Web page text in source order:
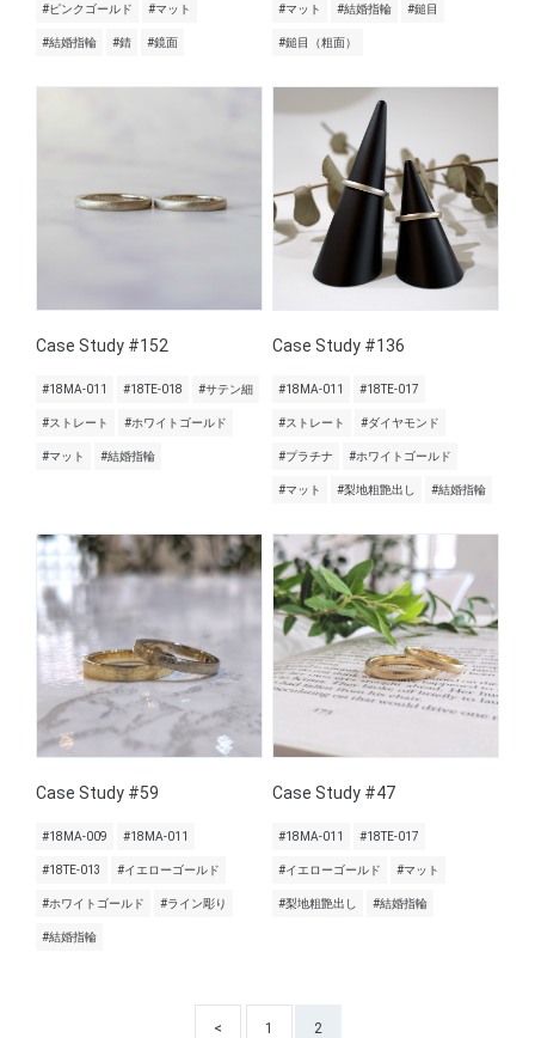
#ピンクゴールド #マット
#結婚指輪 #錆 #鏡面
#マット #結婚指輪 #鎚目
#鎚目（粗面）
Case Study #152
#18MA-011 #18TE-018 #サテン細
#ストレート #ホワイトゴールド
#マット #結婚指輪
Case Study #136
#18MA-011 #18TE-017
#ストレート #ダイヤモンド
#プラチナ #ホワイトゴールド
#マット #梨地粗艶出し #結婚指輪
Case Study #59
#18MA-009 #18MA-011
#18TE-013 #イエローゴールド
#ホワイトゴールド #ライン彫り
#結婚指輪
Case Study #47
#18MA-011 #18TE-017
#イエローゴールド #マット
#梨地粗艶出し #結婚指輪
< 1 2